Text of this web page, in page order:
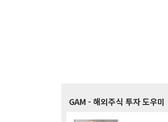
GAM - 해외주식 투자 도우미